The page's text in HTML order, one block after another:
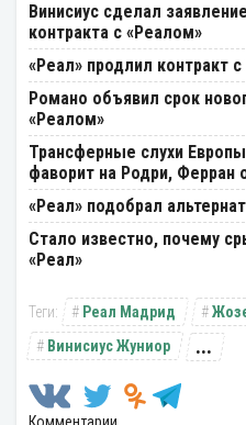
Винисиус сделал
контракта с «Реалом»
«Реал» продлил контракт
Романо объявил срок
«Реалом»
Трансферные слухи
фаворит на Родри, Ферран
«Реал» подобрал
Стало известно, почему
«Реал»
Реал Мадрид
Винисиус Жуниор
...